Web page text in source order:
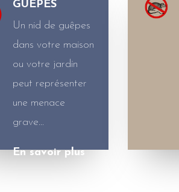
GUÊPES
Un nid de guêpes
dans votre maison
ou votre jardin
peut représenter
une menace
grave…
En savoir plus